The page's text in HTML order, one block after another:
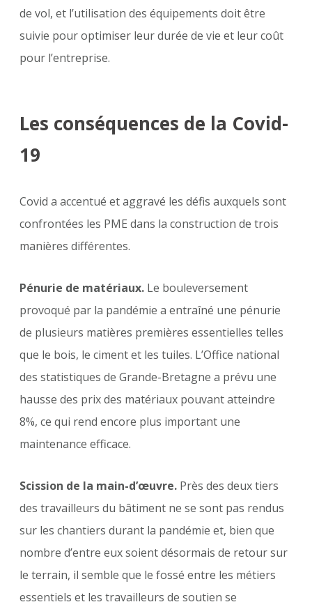
de vol, et l’utilisation des équipements doit être
suivie pour optimiser leur durée de vie et leur coût
pour l’entreprise.
Les conséquences de la Covid-
19
Covid a accentué et aggravé les défis auxquels sont
confrontées les PME dans la construction de trois
manières différentes.
Pénurie de matériaux. Le bouleversement
provoqué par la pandémie a entraîné une pénurie
de plusieurs matières premières essentielles telles
que le bois, le ciment et les tuiles. L’Office national
des statistiques de Grande-Bretagne a prévu une
hausse des prix des matériaux pouvant atteindre
8%, ce qui rend encore plus important une
maintenance efficace.
Scission de la main-d’œuvre. Près des deux tiers
des travailleurs du bâtiment ne se sont pas rendus
sur les chantiers durant la pandémie et, bien que
nombre d’entre eux soient désormais de retour sur
le terrain, il semble que le fossé entre les métiers
essentiels et les travailleurs de soutien se